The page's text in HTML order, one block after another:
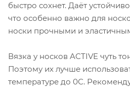
быстро сохнет. Даёт
что особенно важно для
носки прочными и
Вязка у носков ACTIVE чуть
Поэтому их лучше
температуре до 0С.